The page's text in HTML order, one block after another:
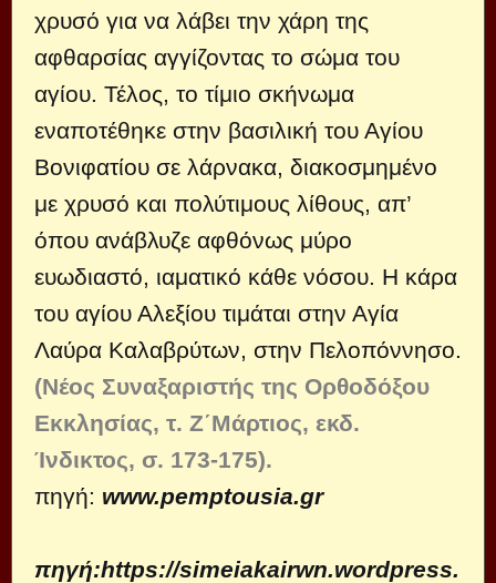
χρυσό για να λάβει την χάρη της
αφθαρσίας αγγίζοντας το σώμα του
αγίου. Τέλος, το τίμιο σκήνωμα
εναποτέθηκε στην βασιλική του Αγίου
Βονιφατίου σε λάρνακα, διακοσμημένο
με χρυσό και πολύτιμους λίθους, απ’
όπου ανάβλυζε αφθόνως μύρο
ευωδιαστό, ιαματικό κάθε νόσου. Η κάρα
του αγίου Αλεξίου τιμάται στην Αγία
Λαύρα Καλαβρύτων, στην Πελοπόννησο.
(Νέος Συναξαριστής της Ορθοδόξου
Εκκλησίας, τ. Ζ΄Μάρτιος, εκδ.
Ίνδικτος, σ. 173-175).
πηγή: www.pemptousia.gr
πηγή:https://simeiakairwn.wordpress.